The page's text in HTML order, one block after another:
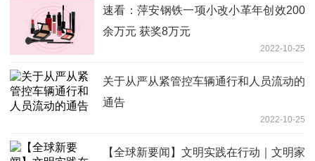
速看：萍安钢铁一项小改小革年创效200
余万元 获奖8万元
2022-10-25
关于从严从紧管控车辆通行和人员流动的
通告
2022-10-25
【全球新要闻】文明实践在行动｜文明家